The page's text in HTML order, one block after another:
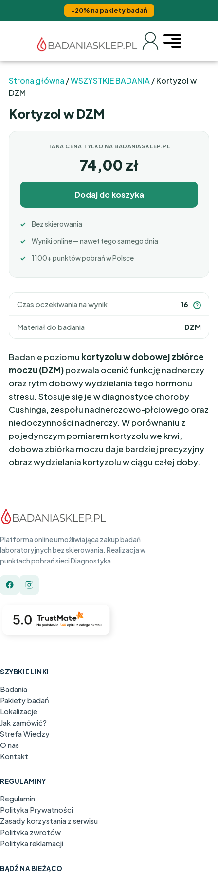
−20% na pakiety badań
Strona główna /WSZYSTKIE BADANIA / Kortyzol w
DZM
Kortyzol w DZM
Czas oczekiwania na wynik 16 ?
Materiał do badania DZM
Badanie poziomu kortyzolu w dobowej zbiórce
moczu (DZM)pozwala ocenić funkcję nadnerczy
oraz rytm dobowy wydzielania tego hormonu
stresu. Stosuje się je w diagnostyce choroby
Cushinga, zespołu nadnerczowo-płciowego oraz
niedoczynności nadnerczy. W porównaniu z
pojedynczym pomiarem kortyzolu we krwi,
dobowa zbiórka moczu daje bardziej precyzyjny
obraz wydzielania kortyzolu w ciągu całej doby.
TAKA CENA TYLKO NA BADANIASKLEP.PL
74,00 zł
Dodaj do koszyka
Bez skierowania
Wyniki online — nawet tego samego dnia
1100+ punktów pobrań w Polsce
Platforma online umożliwiająca zakup badań
laboratoryjnych bez skierowania. Realizacja w
punktach pobrań sieci Diagnostyka.
SZYBKIE LINKI
Badania
Pakiety badań
Lokalizacje
Jak zamówić?
Strefa Wiedzy
O nas
Kontakt
REGULAMINY
Regulamin
Polityka Prywatności
Zasady korzystania z serwisu
Polityka zwrotów
Polityka reklamacji
BĄDŹ NA BIEŻĄCO